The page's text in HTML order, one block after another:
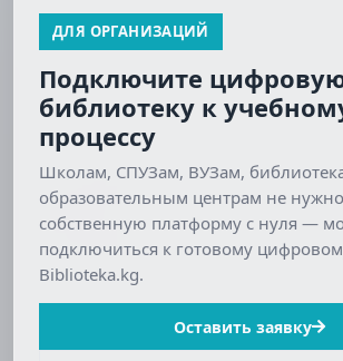
ДЛЯ ОРГАНИЗАЦИЙ
Подключите
библиотеку к
процессу
Школам, СПУЗам, ВУЗам,
образовательным центрам не нужно
собственную платформу с нуля —
подключиться к готовому
Biblioteka.kg.
Оставить заявку